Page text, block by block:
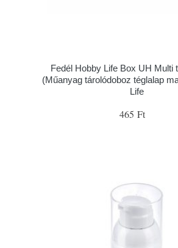
Fedél Hobby Life Box UH Multi
(Műanyag tárolódoboz téglalap
Life
465 Ft